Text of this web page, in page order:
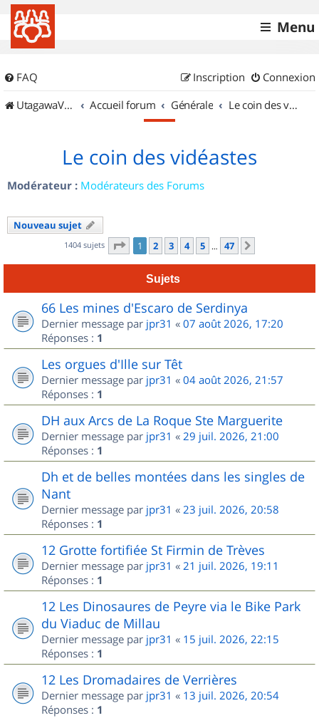
Menu
FAQ Connexion
Inscription
UtagawaVTT (Randos VTT et VTTAE avec traces GPS)
Accueil forum Générale Le coin des vidéastes
Le coin des vidéastes
Modérateur : Modérateurs des Forums
Nouveau sujet
1404 sujets Page 1sur
1 2 3 4 5 … 47
Sujets
66 Les mines d'Escaro de Serdinya
Dernier message par jpr31 « 07 août 2026, 17:20
Réponses : 1
Les orgues d'Ille sur Têt
Dernier message par jpr31 « 04 août 2026, 21:57
Réponses : 1
DH aux Arcs de La Roque Ste Marguerite
Dernier message par jpr31 « 29 juil. 2026, 21:00
Réponses : 1
Dh et de belles montées dans les singles de
Nant
Dernier message par jpr31 « 23 juil. 2026, 20:58
Réponses : 1
12 Grotte fortifiée St Firmin de Trèves
Dernier message par jpr31 « 21 juil. 2026, 19:11
Réponses : 1
12 Les Dinosaures de Peyre via le Bike Park
du Viaduc de Millau
Dernier message par jpr31 « 15 juil. 2026, 22:15
Réponses : 1
12 Les Dromadaires de Verrières
Dernier message par jpr31 « 13 juil. 2026, 20:54
Réponses : 1